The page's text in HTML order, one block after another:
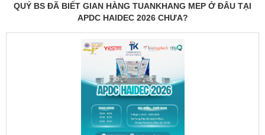
QUÝ BS ĐÃ BIẾT GIAN HÀNG TUANKHANG MEP Ở ĐÂU TẠI
APDC HAIDEC 2026 CHƯA?